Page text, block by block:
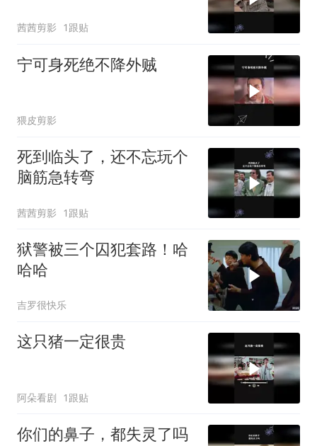
茜茜剪影 1跟贴
宁可身死绝不降外贼
猥皮剪影
死到临头了，还不忘玩个
脑筋急转弯
茜茜剪影 1跟贴
狱警被三个囚犯套路！哈
哈哈
吉罗很快乐
这只猪一定很贵
阿朵看剧 1跟贴
你们的鼻子，都失灵了吗